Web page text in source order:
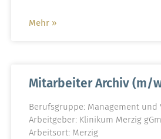
Mehr »
Mitarbeiter Archiv (m/
Berufsgruppe: Management und
Arbeitgeber: Klinikum Merzig
Arbeitsort: Merzig